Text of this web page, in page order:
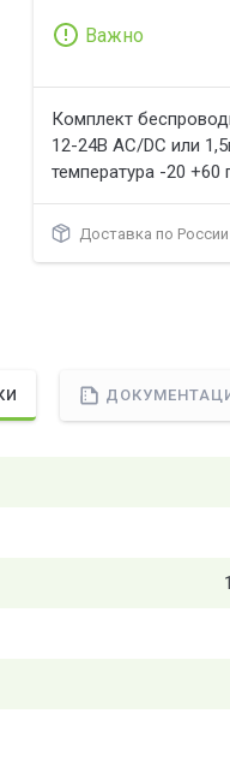
Важно
Комплект
12-24В AC/DC или
температура -20 +60
Доставка по России